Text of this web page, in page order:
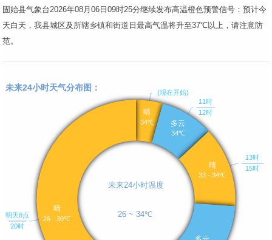
固始县气象台2026年08月06日09时25分继续发布高温橙色预警信号：预计今
天白天，我县城区及所辖乡镇和街道日最高气温将升至37℃以上，请注意防
范。